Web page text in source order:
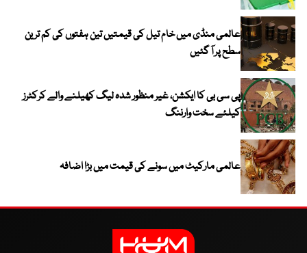
عالمی منڈی میں خام تیل کی قیمتیں تین ہفتوں کی کم ترین
سطح پر آ گئیں
پی سی بی کا ایکشن، غیر منظور شدہ لیگ کھیلنے والے کرکٹرز
کیلئے سخت وارننگ
عالمی مارکیٹ میں سونے کی قیمت میں بڑا اضافہ